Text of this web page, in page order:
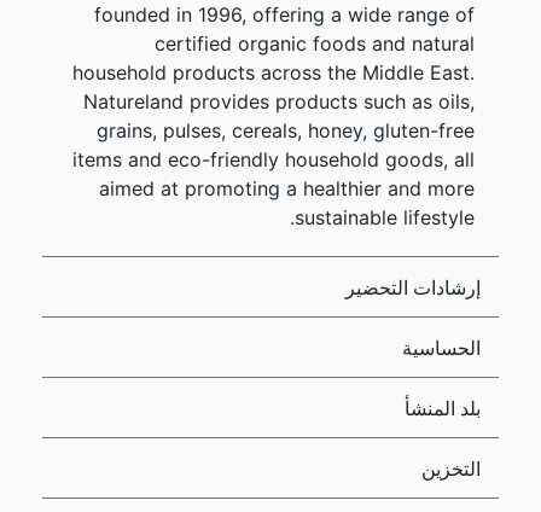
founded in 1996, offering a wide range of
certified organic foods and natural
household products across the Middle East.
Natureland provides products such as oils,
grains, pulses, cereals, honey, gluten-free
items and eco-friendly household goods, all
aimed at promoting a healthier and more
sustainable lifestyle.
إرشادات التحضير
الحساسية
بلد المنشأ
التخزين